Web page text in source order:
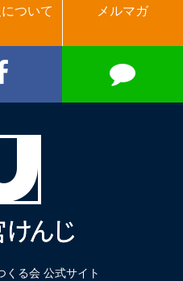
ついて メルマガ
くる会 公式サイト